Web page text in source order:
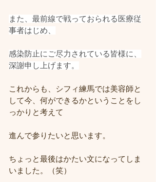
また、最前線で戦っておられる医療従
事者はじめ、
感染防止にご尽力されている皆様に、
深謝申し上げます。
これからも、シフィ練馬では美容師と
して今、何ができるかということをし
っかりと考えて
進んで参りたいと思います。
ちょっと最後はかたい文になってしま
いました。（笑）